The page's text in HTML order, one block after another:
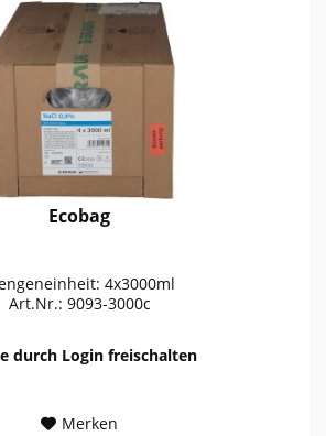
Ecobag
4x3000ml
Art.Nr.: 9093-3000c
durch Login freischalten
Merken